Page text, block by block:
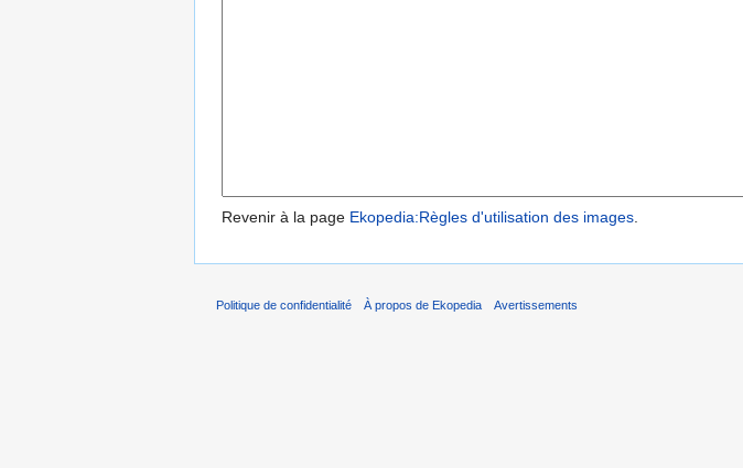
Revenir à la page Ekopedia:Règles d'utilisation des images.
Politique de confidentialité À propos de Ekopedia Avertissements